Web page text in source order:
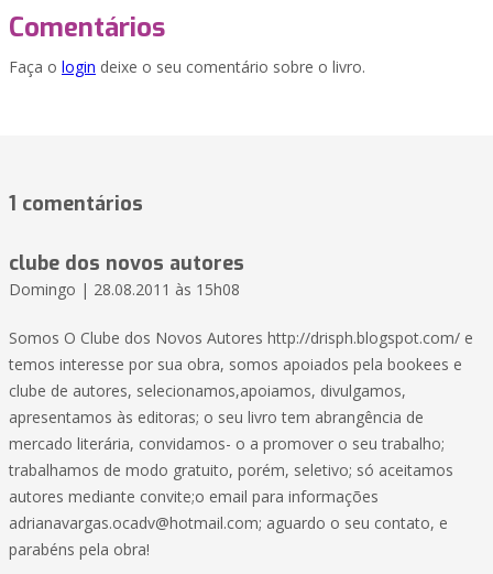
Comentários
Faça o login deixe o seu comentário sobre o livro.
1 comentários
clube dos novos autores
Domingo | 28.08.2011 às 15h08
Somos O Clube dos Novos Autores http://drisph.blogspot.com/ e
temos interesse por sua obra, somos apoiados pela bookees e
clube de autores, selecionamos,apoiamos, divulgamos,
apresentamos às editoras; o seu livro tem abrangência de
mercado literária, convidamos- o a promover o seu trabalho;
trabalhamos de modo gratuito, porém, seletivo; só aceitamos
autores mediante convite;o email para informações
adrianavargas.ocadv@hotmail.com; aguardo o seu contato, e
parabéns pela obra!